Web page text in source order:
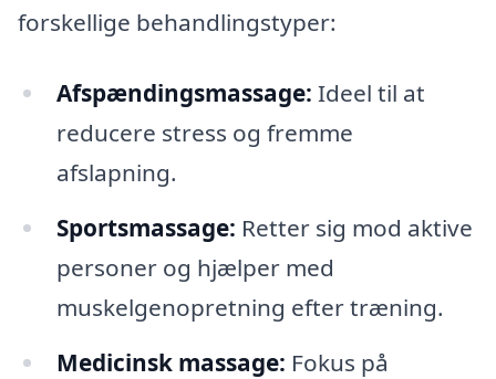
forskellige behandlingstyper:
Afspændingsmassage: Ideel til at
reducere stress og fremme
afslapning.
Sportsmassage: Retter sig mod aktive
personer og hjælper med
muskelgenopretning efter træning.
Medicinsk massage: Fokus på